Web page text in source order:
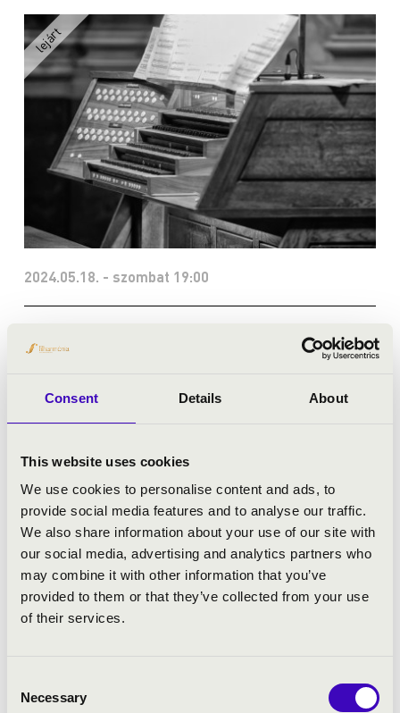
Consent Details About
This website uses cookies
We use cookies to personalise content and ads, to
provide social media features and to analyse our traffic.
We also share information about your use of our site with
our social media, advertising and analytics partners who
may combine it with other information that you’ve
provided to them or that they’ve collected from your use
of their services.
Selection
Necessary
2024.05.18. - szombat 19:00
ORGONAHANGVERSENYE
Jegyár:Ingyenes!
Fesztivál koncert
Bővebben